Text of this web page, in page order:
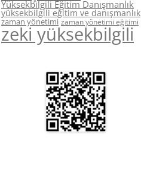
Yüksekbilgili Eğitim Danışmanlık
yüksekbilgili eğitim ve danışmanlık
zaman yönetimi zaman yönetimi eğitimi
zeki yüksekbilgili